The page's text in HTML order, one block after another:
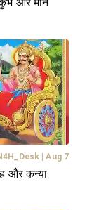
Aug 7
और कन्या